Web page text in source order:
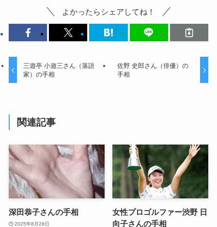
よかったらシェアしてね！
三遊亭 小遊三さん（落語
家）の手相
佐野 史郎さん（俳優）の
手相
関連記事
深田恭子さんの手相
2025年8月28日
女性プロゴルファー渋野 日
向子さんの手相